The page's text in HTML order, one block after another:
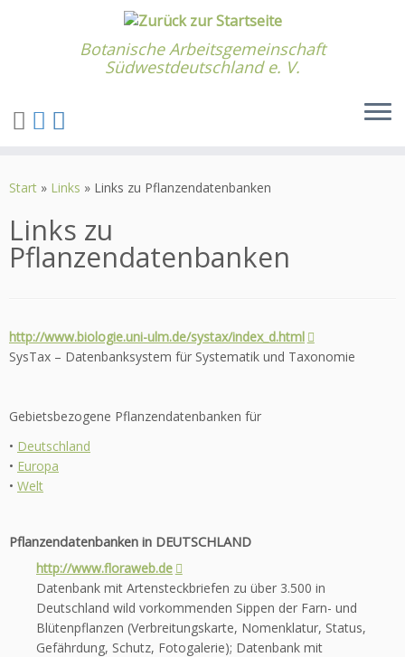
Inhalt
Botanische Arbeitsgemeinschaft
Südwestdeutschland e. V.
Start » Links » Links zu Pflanzendatenbanken
Links zu
Pflanzendatenbanken
http://www.biologie.uni-ulm.de/systax/index_d.html
SysTax – Datenbanksystem für Systematik und Taxonomie
Gebietsbezogene Pflanzendatenbanken für
• Deutschland
• Europa
• Welt
Pflanzendatenbanken in DEUTSCHLAND
http://www.floraweb.de
Datenbank mit Artensteckbriefen zu über 3.500 in
Deutschland wild vorkommenden Sippen der Farn- und
Blütenpflanzen (Verbreitungskarte, Nomenklatur, Status,
Gefährdung, Schutz, Fotogalerie); Datenbank mit